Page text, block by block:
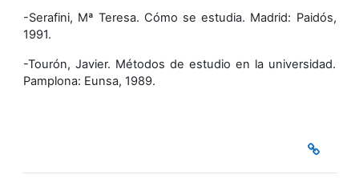
-Serafini, Mª Teresa. Cómo se estudia. Madrid: Paidós,
1991.
-Tourón, Javier. Métodos de estudio en la universidad.
Pamplona: Eunsa, 1989.